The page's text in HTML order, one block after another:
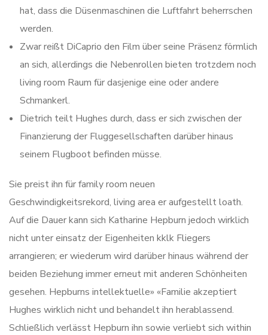
hat, dass die Düsenmaschinen die Luftfahrt beherrschen
werden.
Zwar reißt DiCaprio den Film über seine Präsenz förmlich
an sich, allerdings die Nebenrollen bieten trotzdem noch
living room Raum für dasjenige eine oder andere
Schmankerl.
Dietrich teilt Hughes durch, dass er sich zwischen der
Finanzierung der Fluggesellschaften darüber hinaus
seinem Flugboot befinden müsse.
Sie preist ihn für family room neuen
Geschwindigkeitsrekord, living area er aufgestellt loath.
Auf die Dauer kann sich Katharine Hepburn jedoch wirklich
nicht unter einsatz der Eigenheiten kklk Fliegers
arrangieren; er wiederum wird darüber hinaus während der
beiden Beziehung immer erneut mit anderen Schönheiten
gesehen. Hepburns intellektuelle» «Familie akzeptiert
Hughes wirklich nicht und behandelt ihn herablassend.
Schließlich verlässt Hepburn ihn sowie verliebt sich within